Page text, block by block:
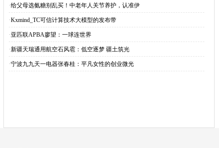
·给父母选氨糖别乱买！中老年人关节养护，认准伊
·Kxmind_TC可信计算技术大模型的发布带
·亚匹联APBA廖望：一球连世界
·新疆天瑞通用航空石风雹：低空逐梦 疆土筑光
·宁波九九天一电器张春桂：平凡女性的创业微光